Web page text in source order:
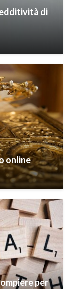
di
online
per